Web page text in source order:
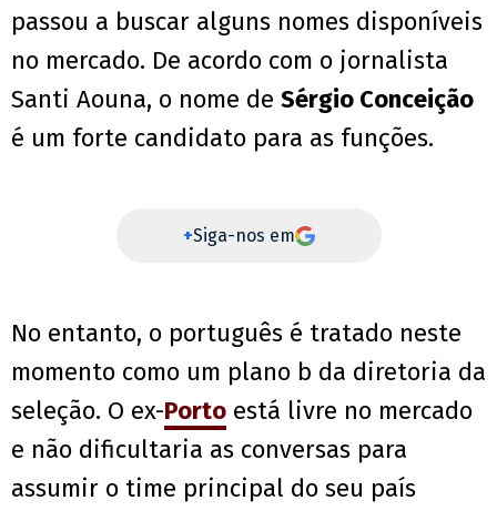
passou a buscar alguns nomes disponíveis
no mercado. De acordo com o jornalista
Santi Aouna, o nome de Sérgio Conceição
é um forte candidato para as funções.
+Siga-nos em
No entanto, o português é tratado neste
momento como um plano b da diretoria da
seleção. O ex-Porto está livre no mercado
e não dificultaria as conversas para
assumir o time principal do seu país